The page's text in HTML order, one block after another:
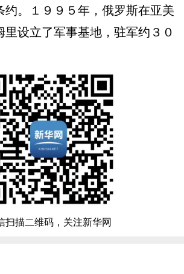
约。１９９５年，俄罗斯在亚美
里设立了军事基地，驻军约３０
扫描二维码，关注新华网